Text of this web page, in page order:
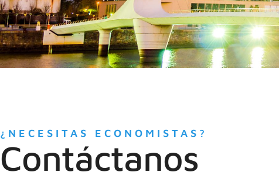
¿NECESITAS ECONOMISTAS?
Contáctanos